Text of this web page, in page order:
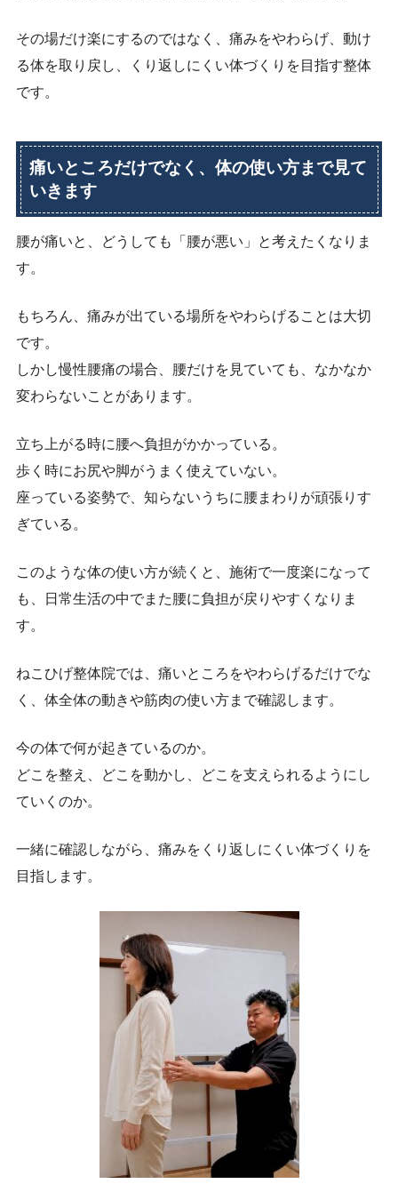
その場だけ楽にするのではなく、痛みをやわらげ、動け
る体を取り戻し、くり返しにくい体づくりを目指す整体
です。
痛いところだけでなく、体の使い方まで見て
いきます
腰が痛いと、どうしても「腰が悪い」と考えたくなりま
す。
もちろん、痛みが出ている場所をやわらげることは大切
です。
しかし慢性腰痛の場合、腰だけを見ていても、なかなか
変わらないことがあります。
立ち上がる時に腰へ負担がかかっている。
歩く時にお尻や脚がうまく使えていない。
座っている姿勢で、知らないうちに腰まわりが頑張りす
ぎている。
このような体の使い方が続くと、施術で一度楽になって
も、日常生活の中でまた腰に負担が戻りやすくなりま
す。
ねこひげ整体院では、痛いところをやわらげるだけでな
く、体全体の動きや筋肉の使い方まで確認します。
今の体で何が起きているのか。
どこを整え、どこを動かし、どこを支えられるようにし
ていくのか。
一緒に確認しながら、痛みをくり返しにくい体づくりを
目指します。